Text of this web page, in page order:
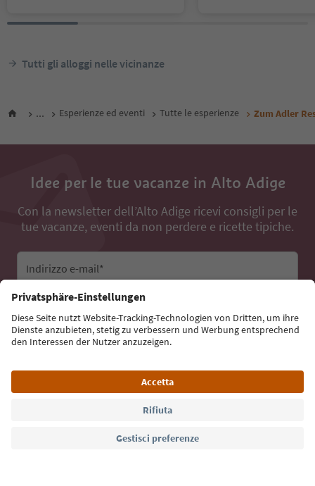
Tutti gli alloggi nelle vicinanze
... Esperienze ed eventi Tutte le esperienze Zum Adler
Idee per le tue vacanze in Alto Adige
Con la newsletter dell’Alto Adige ricevi consigli per le
tue vacanze, eventi da non perdere e ricette tipiche.
Indirizzo e-mail*
Iscriviti alla newsletter